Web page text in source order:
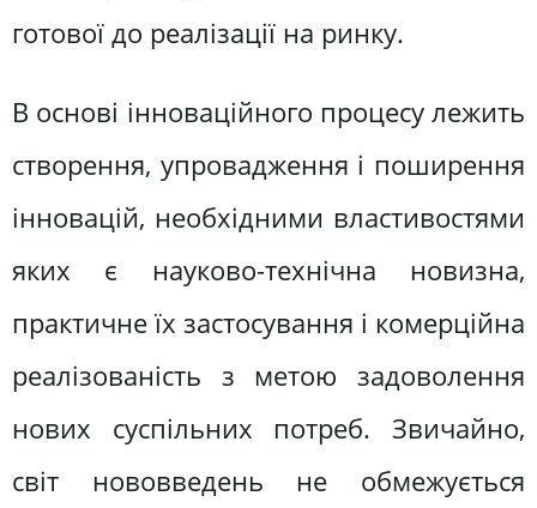
готової до реалізації на ринку.
В основі інноваційного процесу лежить
створення, упровадження і поширення
інновацій, необхідними властивостями
яких є науково-технічна новизна,
практичне їх застосування і комерційна
реалізованість з метою задоволення
нових суспільних потреб. Звичайно,
світ нововведень не обмежується